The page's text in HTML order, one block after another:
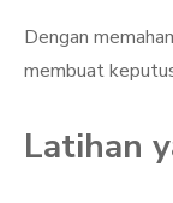
Dengan
membuat
Latihan